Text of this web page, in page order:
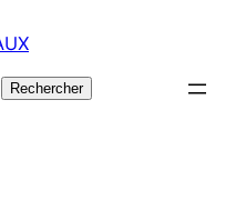
Rechercher